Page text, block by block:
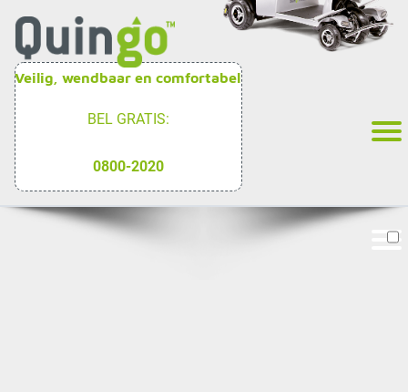
Veilig, wendbaar en comfortabel
BEL GRATIS:
0800-2020